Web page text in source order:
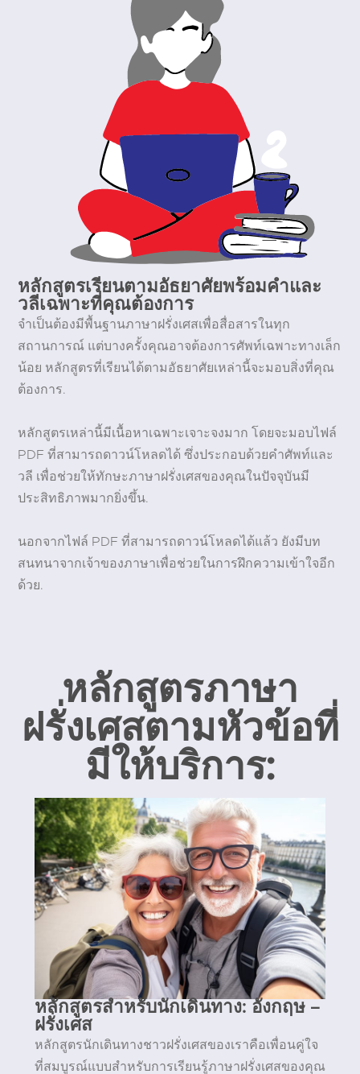
หลักสูตรเรียนตามอัธยาศัยพร้อมคำและ
วลีเฉพาะที่คุณต้องการ
จำเป็นต้องมีพื้นฐานภาษาฝรั่งเศสเพื่อสื่อสารในทุก
สถานการณ์ แต่บางครั้งคุณอาจต้องการศัพท์เฉพาะทางเล็ก
น้อย หลักสูตรที่เรียนได้ตามอัธยาศัยเหล่านี้จะมอบสิ่งที่คุณ
ต้องการ.
หลักสูตรเหล่านี้มีเนื้อหาเฉพาะเจาะจงมาก โดยจะมอบไฟล์
PDF ที่สามารถดาวน์โหลดได้ ซึ่งประกอบด้วยคำศัพท์และ
วลี เพื่อช่วยให้ทักษะภาษาฝรั่งเศสของคุณในปัจจุบันมี
ประสิทธิภาพมากยิ่งขึ้น.
นอกจากไฟล์ PDF ที่สามารถดาวน์โหลดได้แล้ว ยังมีบท
สนทนาจากเจ้าของภาษาเพื่อช่วยในการฝึกความเข้าใจอีก
ด้วย.
หลักสูตรภาษา
ฝรั่งเศสตามหัวข้อที่
มีให้บริการ:
หลักสูตรสำหรับนักเดินทาง: อังกฤษ –
ฝรั่งเศส
หลักสูตรนักเดินทางชาวฝรั่งเศสของเราคือเพื่อนคู่ใจ
ที่สมบูรณ์แบบสำหรับการเรียนรู้ภาษาฝรั่งเศสของคุณ